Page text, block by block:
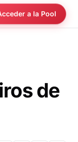
a la Pool
de